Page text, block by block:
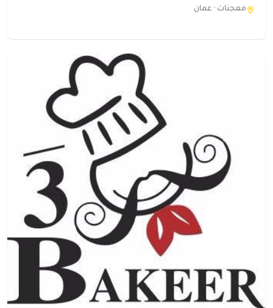
معجنات · عمان